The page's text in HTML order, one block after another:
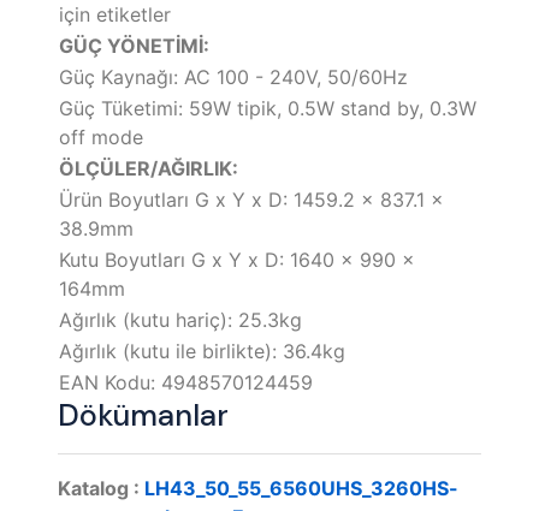
için etiketler
GÜÇ YÖNETİMİ:
Güç Kaynağı: AC 100 - 240V, 50/60Hz
Güç Tüketimi: 59W tipik, 0.5W stand by, 0.3W
off mode
ÖLÇÜLER/AĞIRLIK:
Ürün Boyutları G x Y x D: 1459.2 x 837.1 x
38.9mm
Kutu Boyutları G x Y x D: 1640 x 990 x
164mm
Ağırlık (kutu hariç): 25.3kg
Ağırlık (kutu ile birlikte): 36.4kg
EAN Kodu: 4948570124459
Dökümanlar
Katalog : LH43_50_55_6560UHS_3260HS-